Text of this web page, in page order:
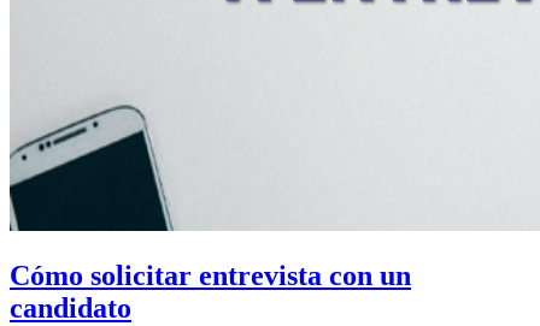
Cómo solicitar entrevista con un
candidato